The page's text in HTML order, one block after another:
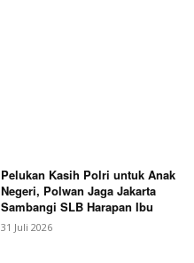
Pelukan Kasih Polri untuk Anak
Negeri, Polwan Jaga Jakarta
Sambangi SLB Harapan Ibu
31 Juli 2026